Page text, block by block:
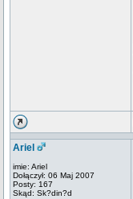
Ariel
imie: Ariel
Dołączył: 06 Maj 2007
Posty: 167
Skąd: Sk?din?d